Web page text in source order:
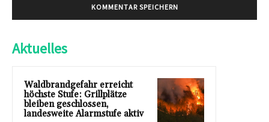
Aktuelles
Waldbrandgefahr erreicht
höchste Stufe: Grillplätze
bleiben geschlossen,
landesweite Alarmstufe aktiv